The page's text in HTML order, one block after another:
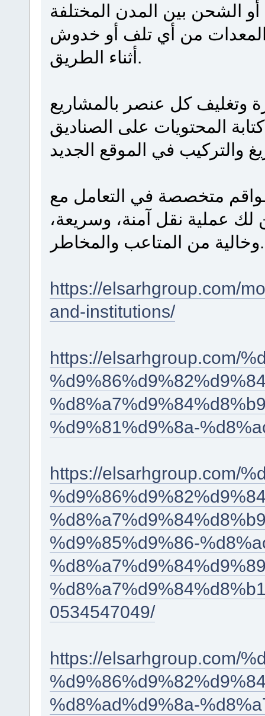
أو الشحن بين المدن المختلفة
من أي تلف أو خدوش
أثناء الطريق.
وتغليف كل عنصر بالمشاريع
المحتويات على الصناديق
متخصصة في التعامل مع
عملية نقل آمنة، وسريعة،
وخالية من المتاعب والمخاطر.
https://elsarhgroup.com/
and-institutions/
https://elsarhgroup.com/
%d9%81%d9%8a-
https://elsarhgroup.com/
%d9%85%d9%86-
0534547049/
https://elsarhgroup.com/
%d8%ad%d9%8a-